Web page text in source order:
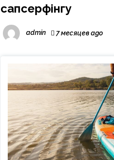
сапсерфінгу
admin 7 месяцев ago